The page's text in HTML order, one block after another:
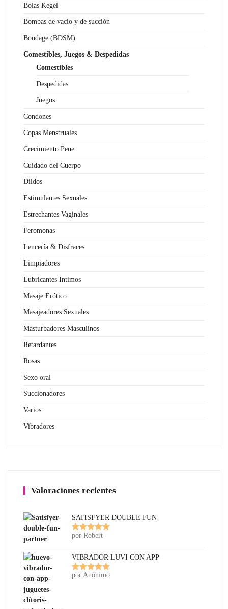
Bolas Kegel
Bombas de vacío y de succión
Bondage (BDSM)
Comestibles, Juegos & Despedidas
Comestibles
Despedidas
Juegos
Condones
Copas Menstruales
Crecimiento Pene
Cuidado del Cuerpo
Dildos
Estimulantes Sexuales
Estrechantes Vaginales
Feromonas
Lencería & Disfraces
Limpiadores
Lubricantes Intimos
Masaje Erótico
Masajeadores Sexuales
Masturbadores Masculinos
Retardantes
Rosas
Sexo oral
Succionadores
Varios
Vibradores
Valoraciones recientes
SATISFYER DOUBLE FUN
Valorado
por Robert
VIBRADOR LUVI CON APP
Valorado
por Anónimo